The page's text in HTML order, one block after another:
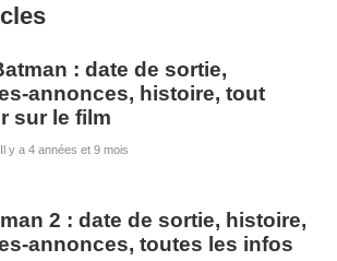
: date de sortie,
annonces, histoire, tout
sur le film
Il y a 4 années et 9 mois
2 : date de sortie, histoire,
annonces, toutes les infos